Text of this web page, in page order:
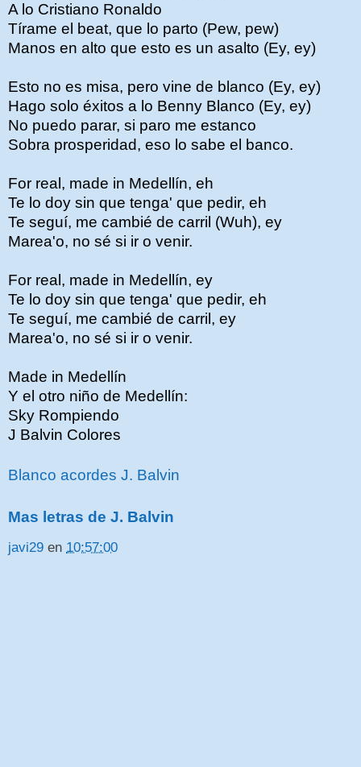
A lo Cristiano Ronaldo
Tírame el beat, que lo parto (Pew, pew)
Manos en alto que esto es un asalto (Ey, ey)
Esto no es misa, pero vine de blanco (Ey, ey)
Hago solo éxitos a lo Benny Blanco (Ey, ey)
No puedo parar, si paro me estanco
Sobra prosperidad, eso lo sabe el banco.
For real, made in Medellín, eh
Te lo doy sin que tenga' que pedir, eh
Te seguí, me cambié de carril (Wuh), ey
Marea'o, no sé si ir o venir.
For real, made in Medellín, ey
Te lo doy sin que tenga' que pedir, eh
Te seguí, me cambié de carril, ey
Marea'o, no sé si ir o venir.
Made in Medellín
Y el otro niño de Medellín:
Sky Rompiendo
J Balvin Colores
Blanco acordes J. Balvin
Mas letras de J. Balvin
javi29 en 10:57:00